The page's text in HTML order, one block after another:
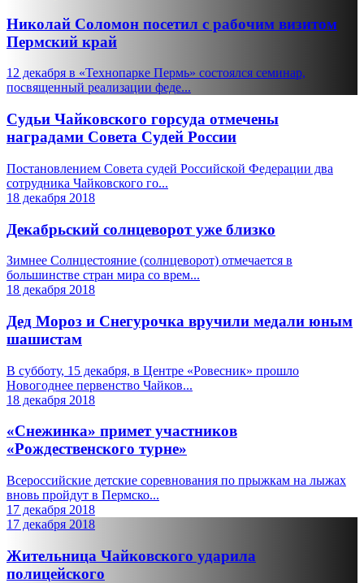
Николай Соломон посетил с рабочим визитом
Пермский край
12 декабря в «Технопарке Пермь» состоялся семинар,
посвященный реализации феде...
Судьи Чайковского горсуда отмечены
наградами Совета Судей России
Постановлением Совета судей Российской Федерации два
сотрудника Чайковского го...
18 декабря 2018
Декабрьский солнцеворот уже близко
Зимнее Солнцестояние (солнцеворот) отмечается в
большинстве стран мира со врем...
18 декабря 2018
Дед Мороз и Снегурочка вручили медали юным
шашистам
В субботу, 15 декабря, в Центре «Ровесник» прошло
Новогоднее первенство Чайков...
18 декабря 2018
«Снежинка» примет участников
«Рождественского турне»
Всероссийские детские соревнования по прыжкам на лыжах
вновь пройдут в Пермско...
17 декабря 2018
17 декабря 2018
Жительница Чайковского ударила
полицейского